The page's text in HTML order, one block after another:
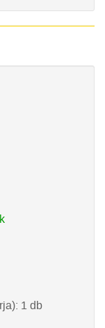
1 db